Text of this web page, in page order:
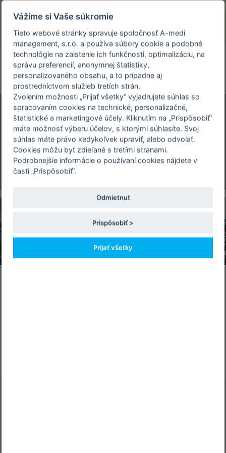
Prezeráte si stránku archivovaného a už
uskutočneného podujatia.
person_off
Toggle
navigation
56. Dérerov memoriál
a Dérerov deň
01. 04. 2016 | konferenčné priestory Ministerstva
zdravotníctva SR Limbová 2, Bratislava
Vážime si Vaše súkromie
Tieto webové stránky spravuje spoločnosť A-medi
management, s.r.o. a používa súbory cookie a podobné
technológie na zaistenie ich funkčnosti, optimalizáciu, na
správu preferencií, anonymnej štatistiky,
personalizovaného obsahu, a to prípadne aj
prostredníctvom služieb tretích strán.
Zvolením možnosti „Prijať všetky“ vyjadrujete súhlas so
spracovaním cookies na technické, personalizačné,
štatistické a marketingové účely. Kliknutím na „Prispôsobiť“
máte možnosť výberu účelov, s ktorými súhlasíte. Svoj
súhlas máte právo kedykoľvek upraviť, alebo odvolať.
Cookies môžu byť zdieľané s tretími stranami.
Podrobnejšie informácie o používaní cookies nájdete v
časti „Prispôsobiť“.
Odmietnuť
Prispôsobiť >
Prijať všetky